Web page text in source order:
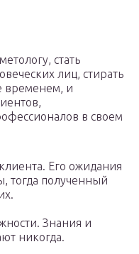
стать
лиц, стирать
временем, и
в своем
Его ожидания
тогда полученный
Знания и
никогда.